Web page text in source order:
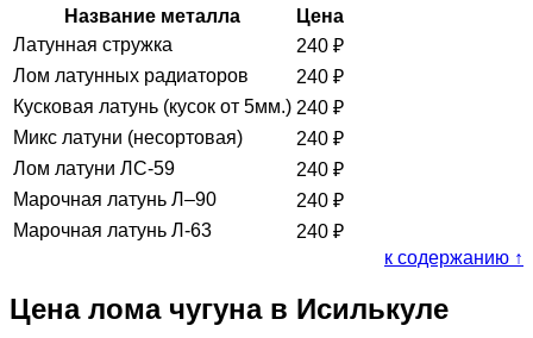
Название металла
Цена
Латунная стружка
240 ₽
Лом латунных радиаторов
240 ₽
Кусковая латунь (кусок от 5мм.) 240 ₽
Микс латуни (несортовая)
240 ₽
Лом латуни ЛС-59
240 ₽
Марочная латунь Л–90
240 ₽
Марочная латунь Л-63
240 ₽
к содержанию ↑
Цена лома чугуна в Исилькуле